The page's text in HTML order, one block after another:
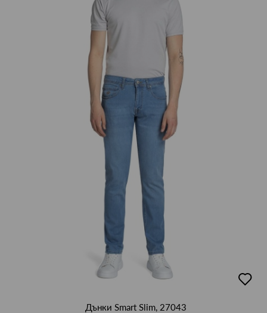
в
Дънки Smart Slim, 27043